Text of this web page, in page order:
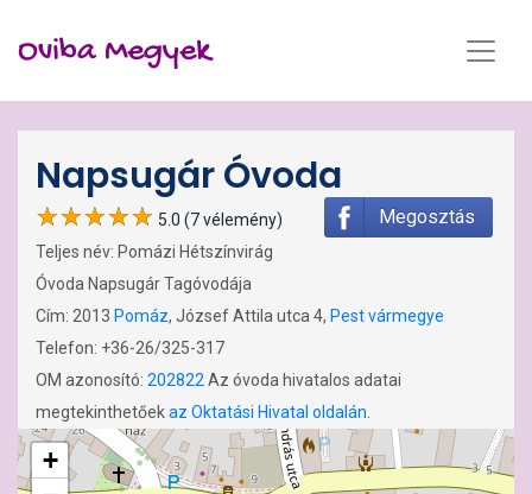
Oviba Megyek
Napsugár Óvoda
Megosztás
5.0 (7 vélemény)
Teljes név: Pomázi Hétszínvirág
Óvoda Napsugár Tagóvodája
Cím: 2013 Pomáz, József Attila utca 4, Pest vármegye
Telefon: +36-26/325-317
OM azonosító: 202822 Az óvoda hivatalos adatai
megtekinthetőekaz Oktatási Hivatal oldalán
+